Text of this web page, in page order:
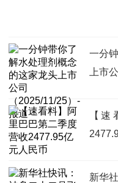
一分
上市
【
新华